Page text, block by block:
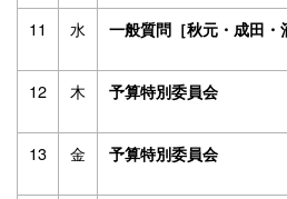
11 水 一般質問［秋元・成田
12 木 予算特別委員会
13 金 予算特別委員会